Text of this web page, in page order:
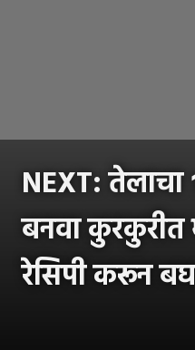
NEXT:
बनवा कुरकुरीत
रेसिपी करून